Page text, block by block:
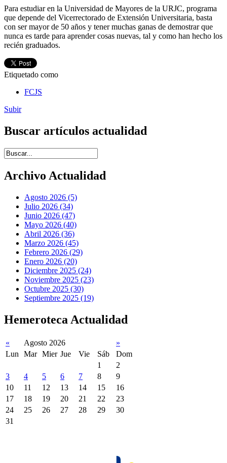
Para estudiar en la Universidad de Mayores de la URJC, programa
que depende del Vicerrectorado de Extensión Universitaria, basta
con ser mayor de 50 años y tener muchas ganas de demostrar que
nunca es tarde para aprender cosas nuevas, tal y como han hecho los
recién graduados.
Etiquetado como
FCJS
Subir
Buscar artículos actualidad
Introduce términos de búsqueda
Archivo Actualidad
Agosto 2026 (5)
Julio 2026 (34)
Junio 2026 (47)
Mayo 2026 (40)
Abril 2026 (36)
Marzo 2026 (45)
Febrero 2026 (29)
Enero 2026 (20)
Diciembre 2025 (24)
Noviembre 2025 (23)
Octubre 2025 (30)
Septiembre 2025 (19)
Hemeroteca Actualidad
« Agosto 2026
»
Lun
Mar Mier Jue Vie Sáb
Dom
1
2
3
4 5 6 7 8
9
10
11 12 13 14 15
16
17
18 19 20 21 22
23
24
25 26 27 28 29
30
31